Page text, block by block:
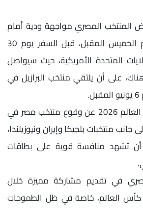
المنتخب المصري مواجهة ودية أمام
المنتخب الروسي يوم الخميس المقبل، قبل السفر يوم 30
المتحدة الأمريكية، حيث سيواصل
على أن يلتقي منتخب البرازيل في
وأسفرت قرعة كأس العالم 2026 عن وقوع منتخب مصر في
منتخبات بلجيكا وإيران ونيوزيلندا،
تشهد منافسة قوية على بطاقات
في تقديم مشاركة مميزة خلال
كأس العالم، خاصة في ظل الطموحات